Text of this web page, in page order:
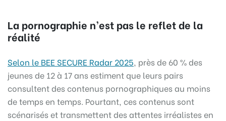
La pornographie n’est pas le reflet de la
réalité
Selon le BEE SECURE Radar 2025, près de 60 % des
jeunes de 12 à 17 ans estiment que leurs pairs
consultent des contenus pornographiques au moins
de temps en temps. Pourtant, ces contenus sont
scénarisés et transmettent des attentes irréalistes en